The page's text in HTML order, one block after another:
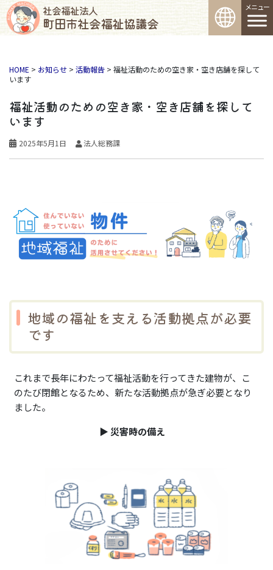
社会福祉法人
町田市社会福祉協議会
コンテンツへスキップ
HOME > お知らせ > 活動報告 > 福祉活動のための空き家・空き店舗を探して
います
福祉活動のための空き家・空き店舗を探して
います
2025年5月1日 法人総務課
地域の福祉を支える活動拠点が必要
です
これまで長年にわたって福祉活動を行ってきた建物が、こ
のたび閉館となるため、新たな活動拠点が急ぎ必要となり
ました。
▶️ 災害時の備え